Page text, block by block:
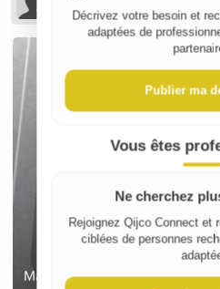
Mallette avec 7 compartiments
Décrivez votre besoin et
adaptées de
Publier ma
Vous êtes
Ne cherchez
Rejoignez Qijco Connect et
ciblées de personnes